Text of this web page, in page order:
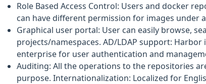
Role Based Access Control: Users and docker
can have different permission for images under
Graphical user portal: User can easily browse,
projects/namespaces. AD/LDAP support:
enterprise for user authentication and
Auditing: All the operations to the repositories
purpose. Internationalization: Localized for